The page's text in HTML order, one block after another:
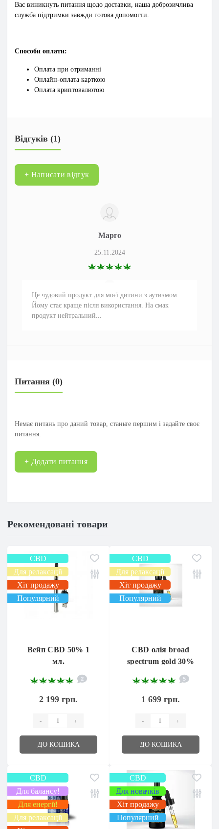
Вас виникнуть питання щодо доставки, наша доброзичлива
служба підтримки завжди готова допомогти.
Способи оплати:
Оплата при отриманні
Онлайн-оплата карткою
Оплата криптовалютою
Відгуків (1)
+ Написати відгук
Марго
25.11.2024
Це чудовий продукт для моєї дитини з аутизмом.
Йому стає краще після використання. На смак
продукт нейтральний...
Питання (0)
Немає питань про даний товар, станьте першим і задайте своє
питання.
+ Додати питання
Рекомендовані товари
CBD
Для релаксації
Хіт продажу
Популярний
Вейп CBD 50% 1
мл.
2
2 199 грн.
- +
ДО КОШИКА
CBD
Для релаксації
Хіт продажу
Популярний
CBD олія broad
spectrum gold 30%
5
1 699 грн.
- +
ДО КОШИКА
CBD
Для балансу!
Для енергії!
Для релаксації
CBD
Для новачків
Хіт продажу
Популярний